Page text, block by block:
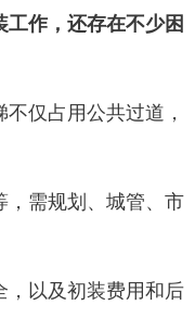
作，还存在不少困
仅占用公共过道，
需规划、城管、市
以及初装费用和后